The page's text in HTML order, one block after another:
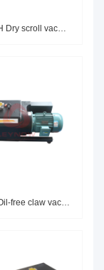
LC 0650 Oil-free claw vacuum p